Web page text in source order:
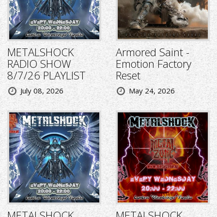
METALSHOCK
RADIO SHOW
8/7/26 PLAYLIST
July 08, 2026
Armored Saint -
Emotion Factory
Reset
May 24, 2026